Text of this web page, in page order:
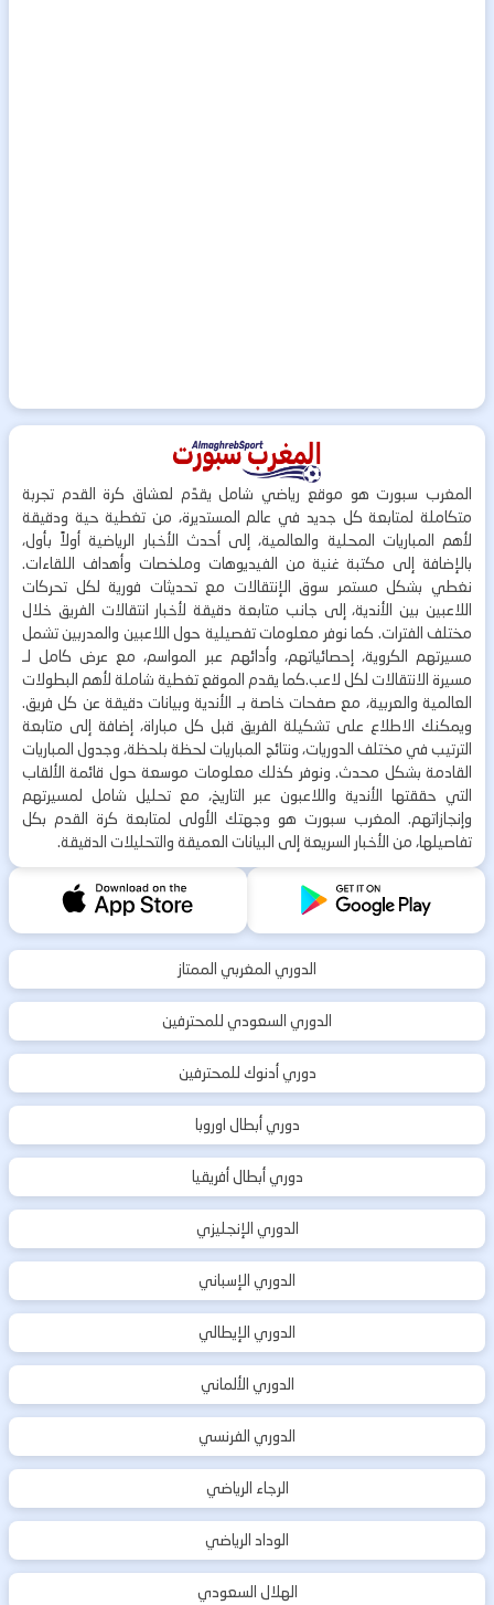
المغرب سبورت هو موقع رياضي شامل يقدّم لعشاق كرة القدم تجربة
متكاملة لمتابعة كل جديد في عالم المستديرة، من تغطية حية ودقيقة
لأهم المباريات المحلية والعالمية، إلى أحدث الأخبار الرياضية أولاً بأول،
بالإضافة إلى مكتبة غنية من الفيديوهات وملخصات وأهداف اللقاءات.
نغطي بشكل مستمر سوق الإنتقالات مع تحديثات فورية لكل تحركات
اللاعبين بين الأندية، إلى جانب متابعة دقيقة لأخبار انتقالات الفريق خلال
مختلف الفترات. كما نوفر معلومات تفصيلية حول اللاعبين والمدربين تشمل
مسيرتهم الكروية، إحصائياتهم، وأدائهم عبر المواسم، مع عرض كامل لـ
مسيرة الانتقالات لكل لاعب.كما يقدم الموقع تغطية شاملة لأهم البطولات
العالمية والعربية، مع صفحات خاصة بـ الأندية وبيانات دقيقة عن كل فريق.
ويمكنك الاطلاع على تشكيلة الفريق قبل كل مباراة، إضافة إلى متابعة
الترتيب في مختلف الدوريات، ونتائج المباريات لحظة بلحظة، وجدول المباريات
القادمة بشكل محدث. ونوفر كذلك معلومات موسعة حول قائمة الألقاب
التي حققتها الأندية واللاعبون عبر التاريخ، مع تحليل شامل لمسيرتهم
وإنجازاتهم. المغرب سبورت هو وجهتك الأولى لمتابعة كرة القدم بكل
تفاصيلها، من الأخبار السريعة إلى البيانات العميقة والتحليلات الدقيقة.
الدوري المغربي الممتاز
الدوري السعودي للمحترفين
دوري أدنوك للمحترفين
دوري أبطال اوروبا
دوري أبطال أفريقيا
الدوري الإنجليزي
الدوري الإسباني
الدوري الإيطالي
الدوري الألماني
الدوري الفرنسي
الرجاء الرياضي
الوداد الرياضي
الهلال السعودي